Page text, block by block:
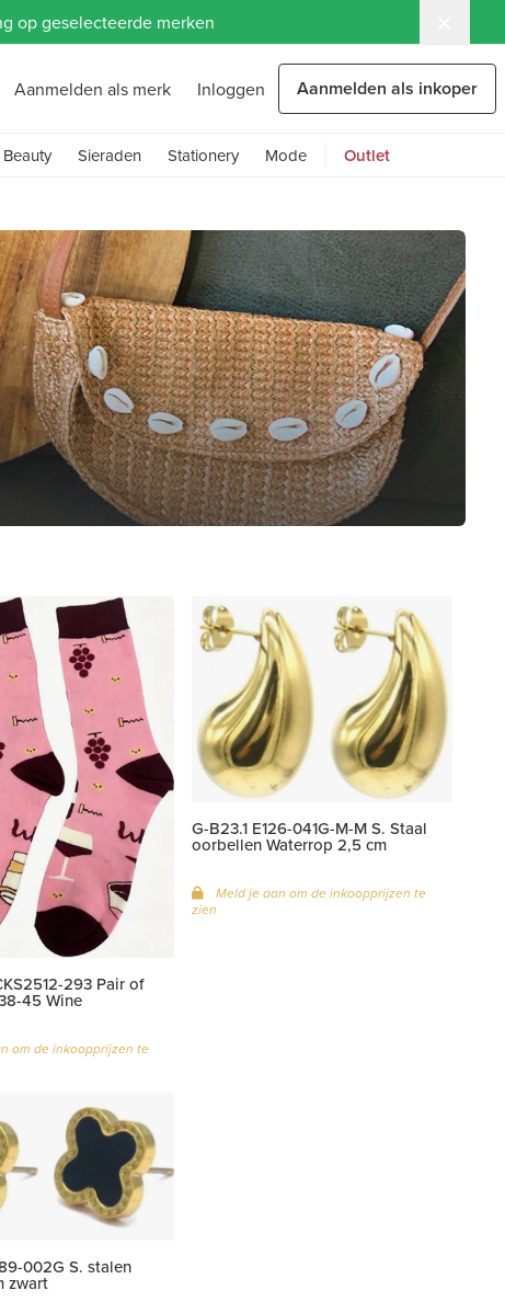
op geselecteerde merken
Aanmelden als merk Inloggen Aanmelden als inkoper
Sieraden Stationery Mode Outlet
293 Pair of
45 Wine
om de inkoopprijzen te
G-B23.1 E126-041G-M-M S. Staal
oorbellen Waterrop 2,5 cm
Meld je aan om de inkoopprijzen te
zien
002G S. stalen
zwart